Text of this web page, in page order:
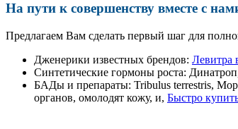
На пути к совершенству вместе с
Предлагаем Вам сделать первый шаг для
Дженерики известных брендов: Левитра
Синтетические гормоны роста:
БАДы и препараты: Tribulus terrestris,
органов, омолодят кожу, и, Быстро